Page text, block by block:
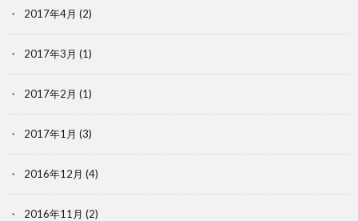
2017年4月 (2)
2017年3月 (1)
2017年2月 (1)
2017年1月 (3)
2016年12月 (4)
2016年11月 (2)